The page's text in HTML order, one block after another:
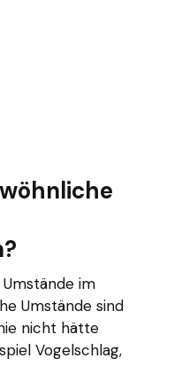
im
Umstände sind
nicht hätte
Vogelschlag,